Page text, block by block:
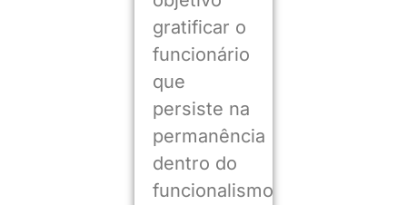
gratificar o
funcionário
que
persiste na
permanência
dentro do
funcionalismo